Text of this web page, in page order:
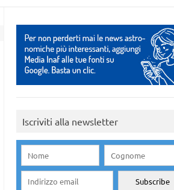
Iscriviti alla newsletter